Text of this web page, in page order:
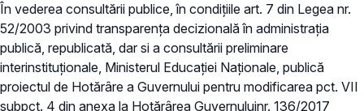
În vederea consultării publice, în condiţiile art. 7 din Legea nr.
52/2003 privind transparenţa decizională în administraţia
publică, republicată, dar si a consultării preliminare
interinstituționale, Ministerul Educaţiei Naţionale, publică
proiectul de Hotărâre a Guvernului pentru modificarea pct. VII
subpct. 4 din anexa la Hotărârea Guvernuluinr. 136/2017